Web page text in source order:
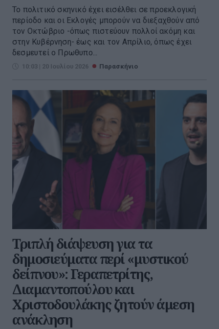
Το πολιτικό σκηνικό έχει εισέλθει σε προεκλογική
περίοδο και οι Εκλογές μπορούν να διεξαχθούν από
τον Οκτώβριο -όπως πιστεύουν πολλοί ακόμη και
στην Κυβέρνηση- έως και τον Απρίλιο, όπως έχει
δεσμευτεί ο Πρωθυπο...
10:03 | 20 Ιουλίου 2026 Παρασκήνιο
Τριπλή διάψευση για τα
δημοσιεύματα περί «μυστικού
δείπνου»: Γεραπετρίτης,
Διαμαντοπούλου και
Χριστοδουλάκης ζητούν άμεση
ανάκληση